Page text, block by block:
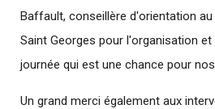
Baffault, conseillère d'orientation
Saint Georges pour l'organisation
journée qui est une chance pour
Un grand merci également aux